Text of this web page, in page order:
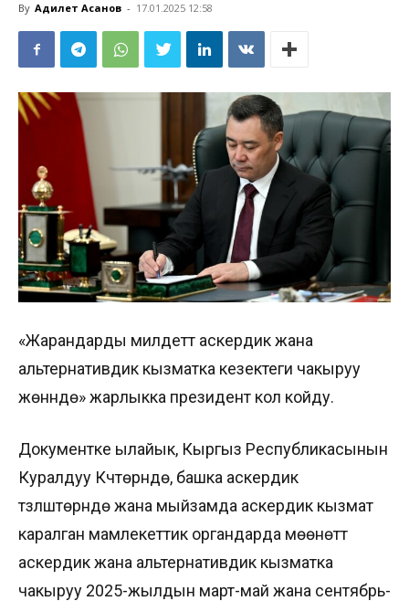
By Адилет Асанов - 17.01.2025 12:58
«Жарандарды милдеттүү аскердик жана
альтернативдик кызматка кезектеги чакыруу
жөнүндө» жарлыкка президент кол койду.
Документке ылайык, Кыргыз Республикасынын
Куралдуу Күчтөрүндө, башка аскердик
түзүлүштөрүндө жана мыйзамда аскердик кызмат
каралган мамлекеттик органдарда мөөнөттүү
аскердик жана альтернативдик кызматка
чакыруу 2025-жылдын март-май жана сентябрь-